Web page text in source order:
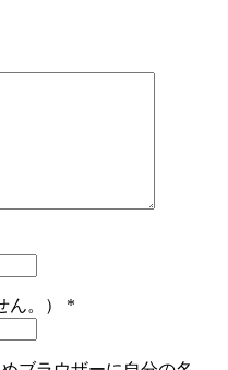
。） *